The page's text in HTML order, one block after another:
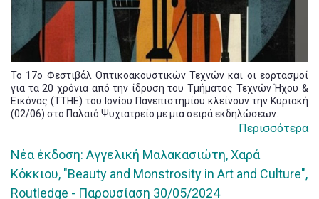
Το 17ο Φεστιβάλ Οπτικοακουστικών Τεχνών και οι εορτασμοί
για τα 20 χρόνια από την ίδρυση του Τμήματος Τεχνών Ήχου &
Εικόνας (ΤΤΗΕ) του Ιονίου Πανεπιστημίου κλείνουν την Κυριακή
(02/06) στο Παλαιό Ψυχιατρείο με μια σειρά εκδηλώσεων.
Περισσότερα
Νέα έκδοση: Αγγελική Μαλακασιώτη, Χαρά
Κόκκιου, "Beauty and Monstrosity in Art and Culture",
Routledge - Παρουσίαση 30/05/2024